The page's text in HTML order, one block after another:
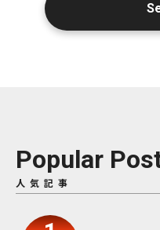
Popular
人気記事